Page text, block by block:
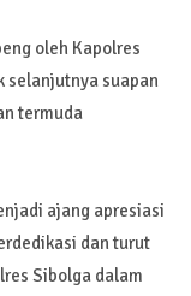
oleh Kapolres
selanjutnya suapan
termuda
ajang apresiasi
dan turut
Sibolga dalam